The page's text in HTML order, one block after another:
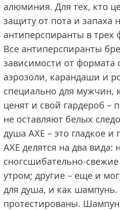
алюминия. Для тех, кто
защиту от пота и запаха
антиперспиранты в трех
Все антиперспиранты
зависимости от формата
аэрозоли, карандаши и
специально для мужчин,
ценят и свой гардероб –
не оставляют белых
душа AXE – это гладкое
AXE делятся на два
сногсшибательно-
утром; другие – еще и
для душа, и как шампунь.
протестированы.